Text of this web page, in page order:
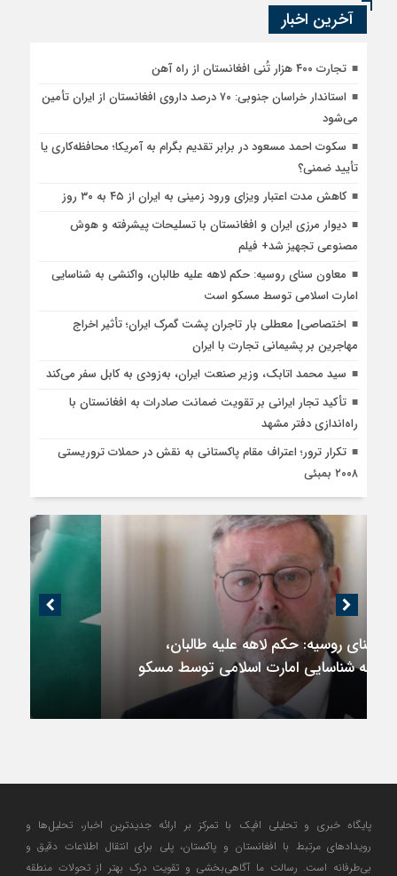
آخرین اخبار
تجارت ۴۰۰ هزار تُنی افغانستان از راه آهن
استاندار خراسان جنوبی: ۷۰ درصد داروی افغانستان از ایران تأمین
می‌شود
سکوت احمد مسعود در برابر تقدیم بگرام به آمریکا؛ محافظه‌کاری یا
تأیید ضمنی؟
کاهش مدت اعتبار ویزای ورود زمینی به ایران از ۴۵ به ۳۰ روز
دیوار مرزی ایران و افغانستان با تسلیحات پیشرفته و هوش
مصنوعی تجهیز شد+ فیلم
معاون سنای روسیه: حکم لاهه علیه طالبان، واکنشی به شناسایی
امارت اسلامی توسط مسکو است
اختصاصی| معطلی بار تاجران پشت گمرک ایران؛ تأثیر اخراج
مهاجرین بر پشیمانی تجارت با ایران
سید محمد اتابک، وزیر صنعت ایران، به‌زودی به کابل سفر می‌کند
تأکید تجار ایرانی بر تقویت ضمانت صادرات به افغانستان با
راه‌اندازی دفتر مشهد
تکرار ترور؛ اعتراف مقام پاکستانی به نقش در حملات تروریستی
۲۰۰۸ بمبئی
اندیشکده آمریکایی: حمایت پاکستان از ایران
نمادین بود؛ واشنگتن در حال فعال‌سازی نقش
امنیتی جدید اسلام‌آباد
پایگاه خبری و تحلیلی افپک با تمرکز بر ارائه جدیدترین اخبار، تحلیل‌ها و
رویدادهای مرتبط با افغانستان و پاکستان، پلی برای انتقال اطلاعات دقیق و
بی‌طرفانه است. رسالت ما آگاهی‌بخشی و تقویت درک بهتر از تحولات منطقه